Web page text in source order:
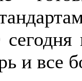
и все